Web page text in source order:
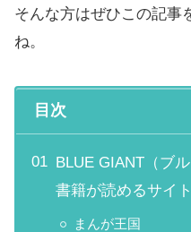
そんな方はぜひこの記事
ね。
目次
BLUE GIANT（ブ
書籍が読めるサイ
まんが王国